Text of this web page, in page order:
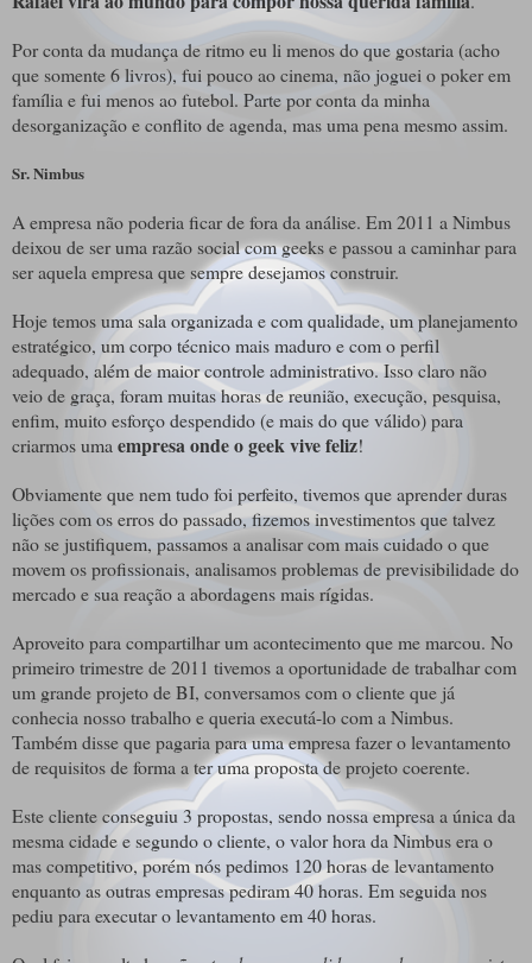
Por conta da mudança de ritmo eu li menos do que gostaria (acho
que somente 6 livros), fui pouco ao cinema, não joguei o poker em
família e fui menos ao futebol. Parte por conta da minha
desorganização e conflito de agenda, mas uma pena mesmo assim.
Sr. Nimbus
A empresa não poderia ficar de fora da análise. Em 2011 a Nimbus
deixou de ser uma razão social com geeks e passou a caminhar para
ser aquela empresa que sempre desejamos construir.
Hoje temos uma sala organizada e com qualidade, um planejamento
estratégico, um corpo técnico mais maduro e com o perfil
adequado, além de maior controle administrativo. Isso claro não
veio de graça, foram muitas horas de reunião, execução, pesquisa,
enfim, muito esforço despendido (e mais do que válido) para
criarmos umaempresa onde o geek vive feliz!
Obviamente que nem tudo foi perfeito, tivemos que aprender duras
lições com os erros do passado, fizemos investimentos que talvez
não se justifiquem, passamos a analisar com mais cuidado o que
movem os profissionais, analisamos problemas de previsibilidade do
mercado e sua reação a abordagens mais rígidas.
Aproveito para compartilhar um acontecimento que me marcou. No
primeiro trimestre de 2011 tivemos a oportunidade de trabalhar com
um grande projeto de BI, conversamos com o cliente que já
conhecia nosso trabalho e queria executá-lo com a Nimbus.
Também disse que pagaria para uma empresa fazer o levantamento
de requisitos de forma a ter uma proposta de projeto coerente.
Este cliente conseguiu 3 propostas, sendo nossa empresa a única da
mesma cidade e segundo o cliente, o valor hora da Nimbus era o
mas competitivo, porém nós pedimos 120 horas de levantamento
enquanto as outras empresas pediram 40 horas. Em seguida nos
pediu para executar o levantamento em 40 horas.